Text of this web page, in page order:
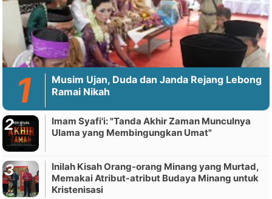
Musim Ujan, Duda dan Janda Rejang Lebong
Ramai Nikah
Imam Syafi'i: "Tanda Akhir Zaman Munculnya
Ulama yang Membingungkan Umat"
Inilah Kisah Orang-orang Minang yang Murtad,
Memakai Atribut-atribut Budaya Minang untuk
Kristenisasi